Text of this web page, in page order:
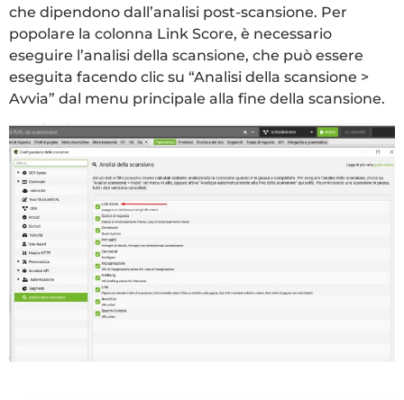
che dipendono dall’analisi post-scansione. Per
popolare la colonna Link Score, è necessario
eseguire l’analisi della scansione, che può essere
eseguita facendo clic su “Analisi della scansione >
Avvia” dal menu principale alla fine della scansione.